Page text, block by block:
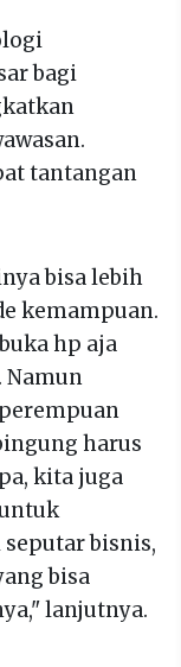
bagi
tantangan
bisa lebih
kemampuan.
hp aja
Namun
harus
kita juga
bisnis,
bisa
lanjutnya.